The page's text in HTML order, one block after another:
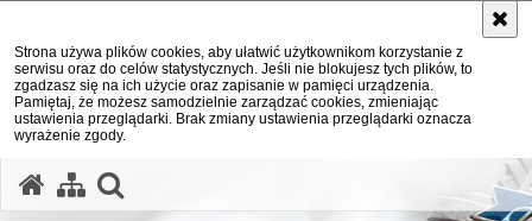
Strona używa plików cookies, aby ułatwić użytkownikom korzystanie z
serwisu oraz do celów statystycznych. Jeśli nie blokujesz tych plików, to
zgadzasz się na ich użycie oraz zapisanie w pamięci urządzenia.
Pamiętaj, że możesz samodzielnie zarządzać cookies, zmieniając
ustawienia przeglądarki. Brak zmiany ustawienia przeglądarki oznacza
wyrażenie zgody.